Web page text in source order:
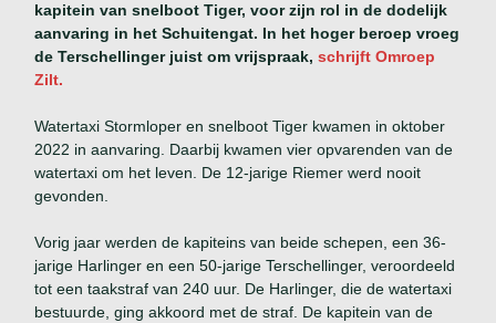
kapitein van snelboot Tiger, voor zijn rol in de dodelijk
aanvaring in het Schuitengat. In het hoger beroep vroeg
de Terschellinger juist om vrijspraak,schrijft Omroep
Zilt.
Watertaxi Stormloper en snelboot Tiger kwamen in oktober
2022 in aanvaring. Daarbij kwamen vier opvarenden van de
watertaxi om het leven. De 12-jarige Riemer werd nooit
gevonden.
Vorig jaar werden de kapiteins van beide schepen, een 36-
jarige Harlinger en een 50-jarige Terschellinger, veroordeeld
tot een taakstraf van 240 uur. De Harlinger, die de watertaxi
bestuurde, ging akkoord met de straf. De kapitein van de